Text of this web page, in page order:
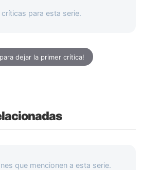
para esta serie.
dejar la primer crítica!
que mencionen a esta serie.